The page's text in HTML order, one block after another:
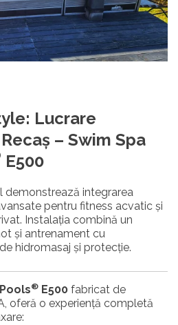
Lucrare
– Swim Spa
E500
demonstrează integrarea
pentru fitness acvatic și
Instalația combină un
și antrenament cu
hidromasaj și protecție.
® E500 fabricat de
oferă o experiență completă